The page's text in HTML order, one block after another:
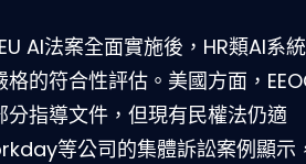
AI法案全面實施後，HR類AI系統
格的符合性評估。美國方面，
分指導文件，但現有民權法仍適
等公司的集體訴訟案例顯示